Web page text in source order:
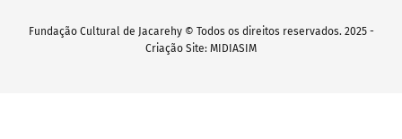
Fundação Cultural de Jacarehy © Todos os direitos reservados. 2025 -
Criação Site: MIDIASIM